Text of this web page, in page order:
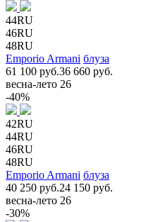
44RU
46RU
48RU
Emporio Armani блуза
61 100 руб.36 660 руб.
весна-лето 26
-40%
42RU
44RU
46RU
48RU
Emporio Armani блуза
40 250 руб.24 150 руб.
весна-лето 26
-30%